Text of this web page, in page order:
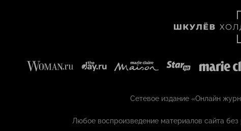
Сетевое издание «Онлайн
Любое воспроизведение материалов сайта